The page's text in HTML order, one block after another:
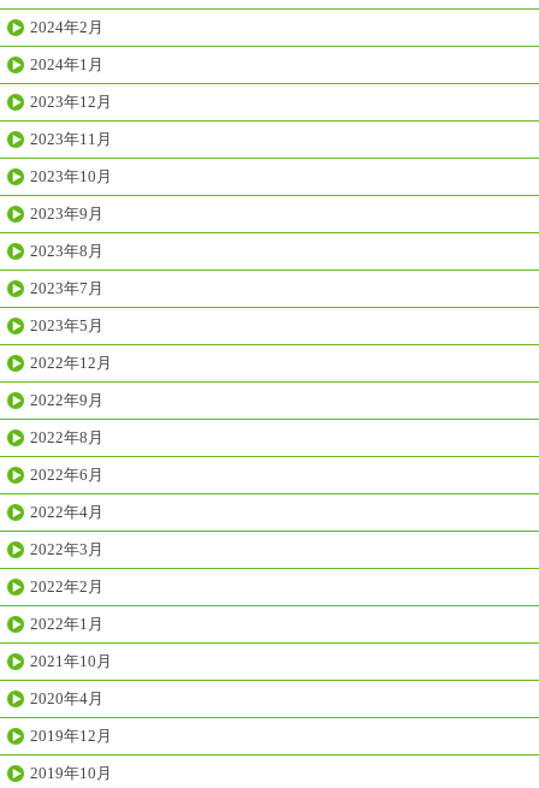
2024年2月
2024年1月
2023年12月
2023年11月
2023年10月
2023年9月
2023年8月
2023年7月
2023年5月
2022年12月
2022年9月
2022年8月
2022年6月
2022年4月
2022年3月
2022年2月
2022年1月
2021年10月
2020年4月
2019年12月
2019年10月